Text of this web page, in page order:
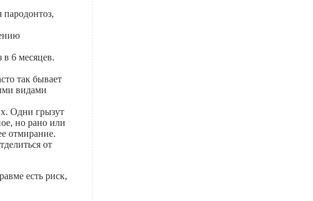
в 6 месяцев.
так бывает
видами
Одни грызут
но рано или
отмирание.
от
есть риск,